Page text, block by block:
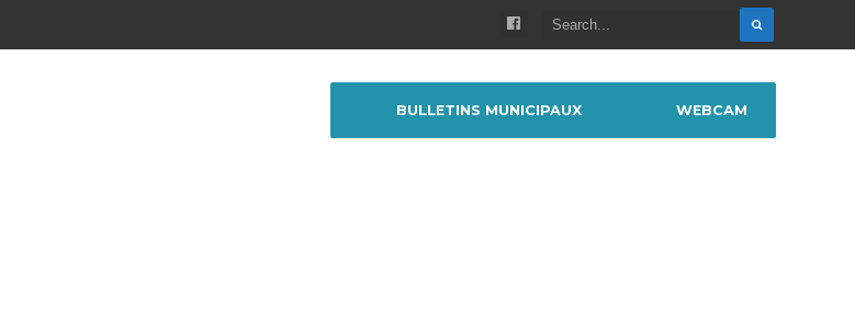
BULLETINS MUNICIPAUX WEBCAM